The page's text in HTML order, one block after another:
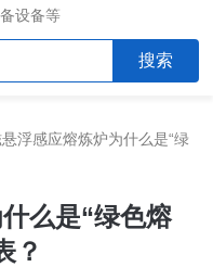
设备等
浮感应熔炼炉为什么是“绿
么是“绿色熔
？